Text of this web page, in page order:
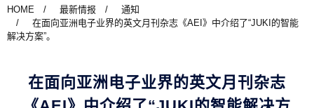
HOME 最新情报
通知
在面向亚洲电子业界的英文月刊杂志《AEI》中介绍了“JUKI的智能
解决方案”。
在面向亚洲电子业界的英文月刊杂志